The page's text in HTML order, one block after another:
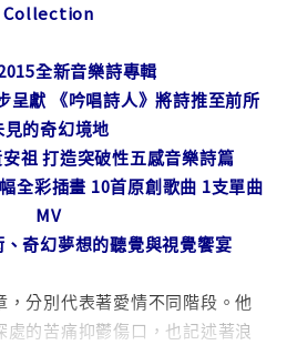
Collection
全新音樂詩專輯
呈獻 《吟唱詩人》將詩推至前所
見的奇幻境地
祖 打造突破性五感音樂詩篇
全彩插畫 10首原創歌曲 1支單曲
MV
奇幻夢想的聽覺與視覺饗宴
，分別代表著愛情不同階段。他
的苦痛抑鬱傷口，也記述著浪